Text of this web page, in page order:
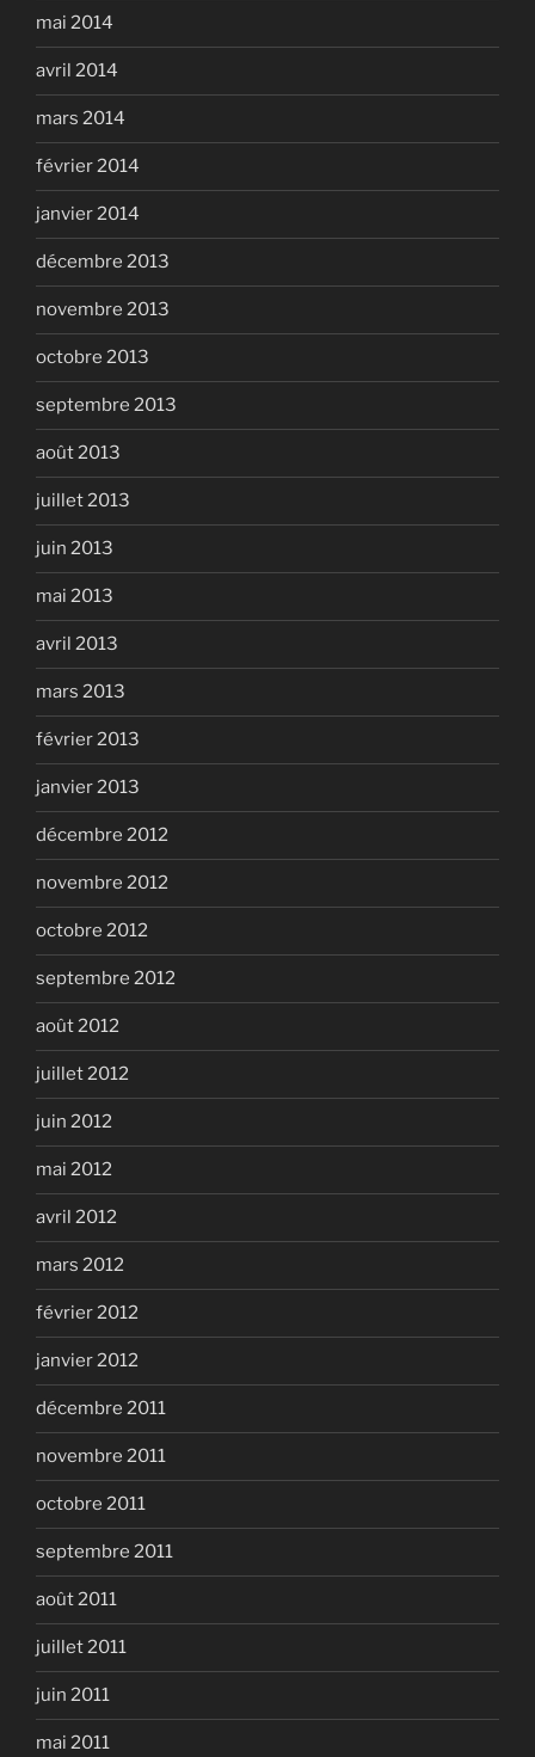
mai 2014
avril 2014
mars 2014
février 2014
janvier 2014
décembre 2013
novembre 2013
octobre 2013
septembre 2013
août 2013
juillet 2013
juin 2013
mai 2013
avril 2013
mars 2013
février 2013
janvier 2013
décembre 2012
novembre 2012
octobre 2012
septembre 2012
août 2012
juillet 2012
juin 2012
mai 2012
avril 2012
mars 2012
février 2012
janvier 2012
décembre 2011
novembre 2011
octobre 2011
septembre 2011
août 2011
juillet 2011
juin 2011
mai 2011